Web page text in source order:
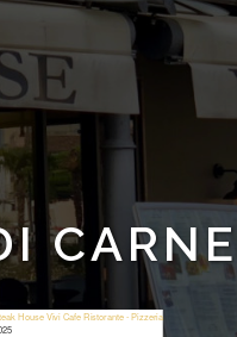
CARNE
House Vivi Cafe Ristorante - Pizzeria